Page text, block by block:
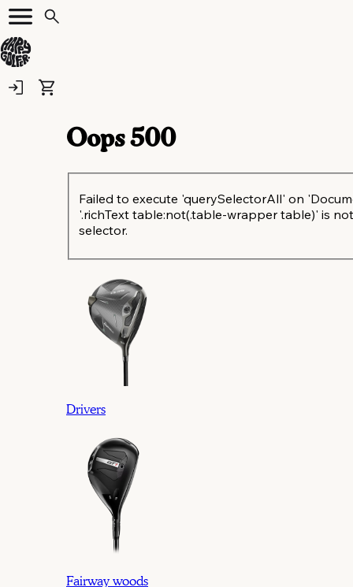
Oops500
Failed to execute 'querySelectorAll' on
'.richText table:not(.table-wrapper table)' is
selector.
Drivers
Fairway woods